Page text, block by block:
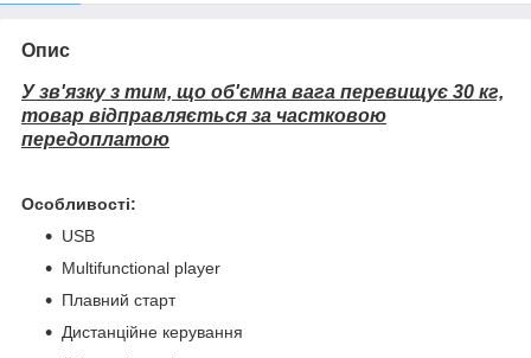
Опис
У зв'язку з тим, що об'ємна вага перевищує 30 кг,
товар відправляється за частковою
передоплатою
Особливості:
USB
Multifunctional player
Плавний старт
Дистанційне керування